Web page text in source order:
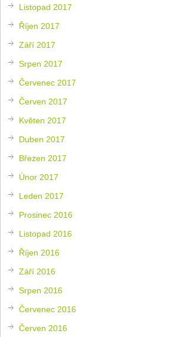
Listopad 2017
Říjen 2017
Září 2017
Srpen 2017
Červenec 2017
Červen 2017
Květen 2017
Duben 2017
Březen 2017
Únor 2017
Leden 2017
Prosinec 2016
Listopad 2016
Říjen 2016
Září 2016
Srpen 2016
Červenec 2016
Červen 2016